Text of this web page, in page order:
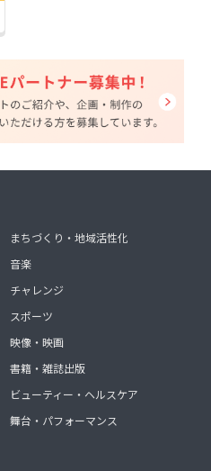
まちづくり・地域活性化
音楽
チャレンジ
スポーツ
映像・映画
書籍・雑誌出版
ビューティー・ヘルスケア
舞台・パフォーマンス